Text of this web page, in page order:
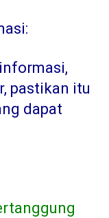
pastikan itu
dapat